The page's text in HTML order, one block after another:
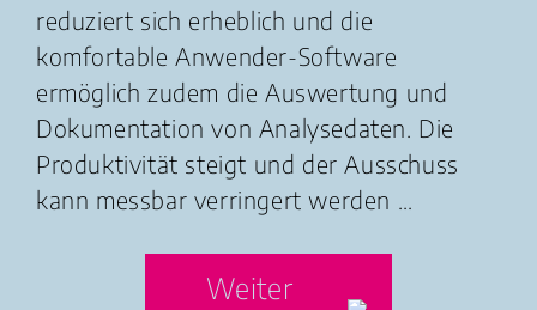
reduziert sich erheblich und die
komfortable Anwender-Software
ermöglich zudem die Auswertung und
Dokumentation von Analysedaten. Die
Produktivität steigt und der Ausschuss
kann messbar verringert werden …
Weiter